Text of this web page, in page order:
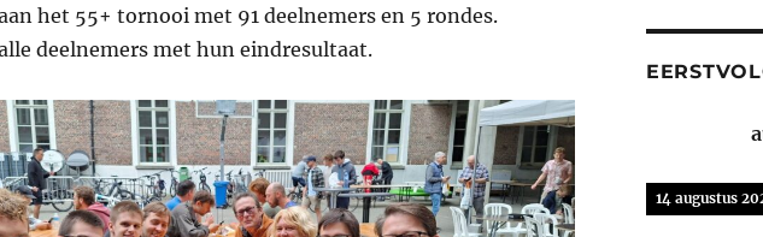
het 55+ tornooi met 91 deelnemers en 5 rondes.
deelnemers met hun eindresultaat.
14 augustus